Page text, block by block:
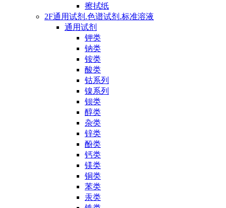
擦拭纸
2F通用试剂.色谱试剂.标准溶液
通用试剂
钾类
钠类
铵类
酸类
钴系列
镍系列
钡类
醇类
杂类
锌类
酚类
钙类
镁类
铜类
苯类
汞类